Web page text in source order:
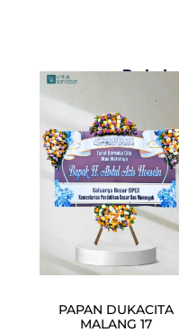
PAPAN DUKACITA
MALANG 17